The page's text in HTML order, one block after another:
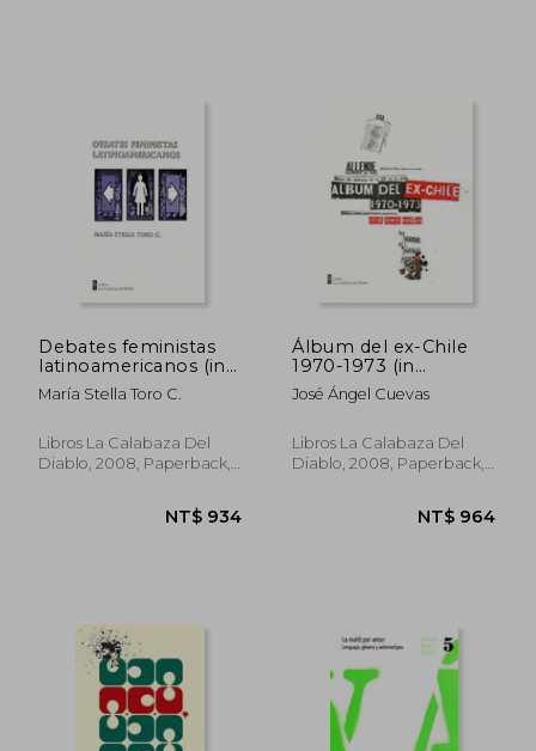
NT$ 1,026
Debates feministas
latinoamericanos (in
Spanish)
María Stella Toro C.
Libros La Calabaza Del
Diablo, 2008, Paperback,
Álbum del ex-Chile
1970-1973 (in
Spanish)
José Ángel Cuevas
Libros La Calabaza Del
Diablo, 2008, Paperback,